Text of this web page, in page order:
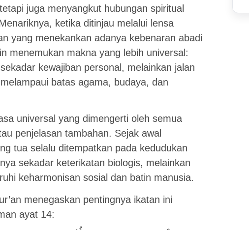
juga menyangkut hubungan spiritual
ketika ditinjau melalui lensa
yang menekankan adanya kebenaran abadi
menemukan makna yang lebih universal:
kewajiban personal, melainkan jalan
batas agama, budaya, dan
universal yang dimengerti oleh semua
penjelasan tambahan. Sejak awal
tua selalu ditempatkan pada kedudukan
sekadar keterikatan biologis, melainkan
keharmonisan sosial dan batin manusia.
menegaskan pentingnya ikatan ini
ayat 14: